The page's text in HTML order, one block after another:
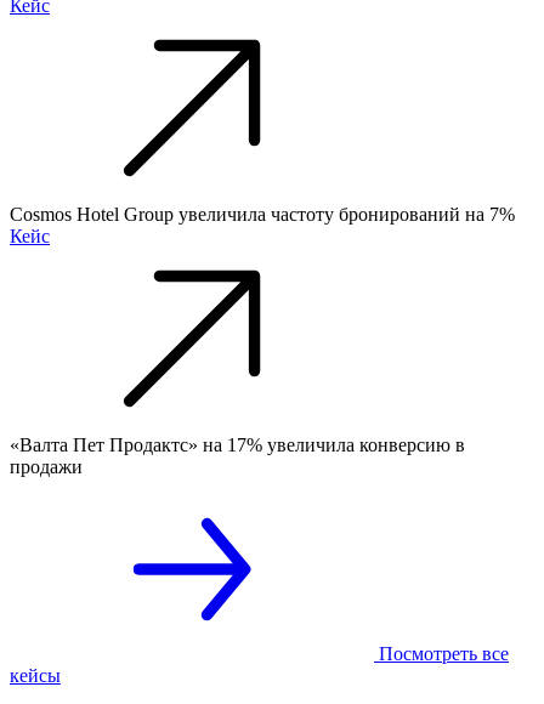
Кейс
Cosmos Hotel Group увеличила частоту бронирований на 7%
Кейс
«Валта Пет Продактс» на 17% увеличила конверсию в
продажи
Посмотреть все
кейсы